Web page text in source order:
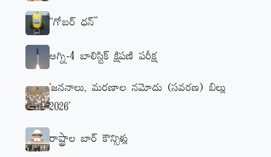
‘‘గోబర్‌ ధన్‌’’
అగ్ని-4 బాలిస్టిక్‌ క్షిపణి పరీక్ష
‘జననాలు, మరణాల నమోదు (సవరణ) బిల్లు
2026’
రాష్ట్రాల బార్‌ కౌన్సిళ్లు